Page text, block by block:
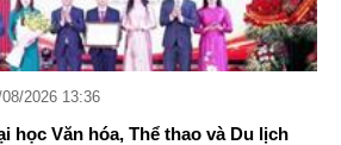
2026 13:36
học Văn hóa, Thể thao và Du lịch